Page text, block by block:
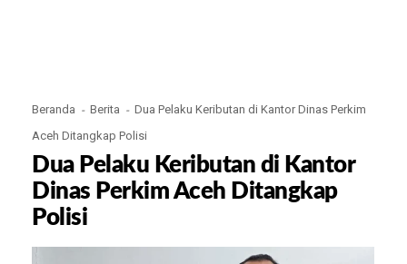
Beranda Berita
Dua Pelaku Keributan di Kantor Dinas Perkim
Aceh Ditangkap Polisi
Dua Pelaku Keributan di Kantor
Dinas Perkim Aceh Ditangkap
Polisi